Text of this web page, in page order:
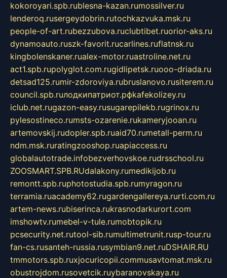
kokoroyari.spb.rublesna-kazan.rumossilver.ru
lenderoq.rusergeydobrin.rutochkazvuka.msk.ru
people-of-art.rubezzubova.ruclubtibet.ruorior-aks.ru
dynamoauto.ruszk-favorit.rucarlines.ruflatnsk.ru
kingbolenskaner.rualex-motor.ruastroline.net.ru
act1.spb.rupolyglot.com.rugidlipetsk.ruooo-driada.ru
detsad125.rumir-zdoroviya.rubruslanovo.rusiterem.ru
council.spb.ruлодкипатриот.рфkafekolizey.ru
iclub.net.rugazon-easy.rusugarepilekb.rugrinox.ru
pylesostineco.rumsts-ozarenie.rukameryjooan.ru
artemovskij.rudopler.spb.ruaid70.rumetall-perm.ru
ndm.msk.ruratingzooshop.ruapiaccess.ru
globalautotrade.infobezverhovskoe.rudrsschool.ru
ZOOSMART.SPB.RUdalakony.rumedikijob.ru
remontt.spb.ruphotostudia.spb.rumyragon.ru
terramia.ruacademy62.rugardengallereya.rurti.com.ru
artem-news.rubiserinca.rukrasnodarkurort.com
imshowtv.rumebel-v-tule.rumobtopik.ru
pcsecurity.net.rutool-sib.rumultimetrunit.rusp-tour.ru
fan-cs.rusanteh-russia.rusymbian9.net.ruDSHAIR.RU
tmmotors.spb.ruxjocuricopii.commusavtomat.msk.ru
obustrojdom.rusovetcik.ruybaranovskaya.ru